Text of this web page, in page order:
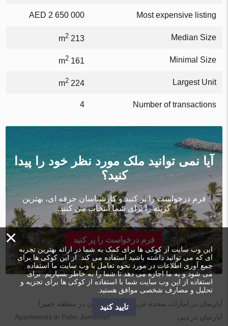
Most expensive listing
2 650 000 AED
Median Size
213 m
2
Minimal Size
161 m
2
Largest Unit
224 m
2
Number of transactions
4
آیا نمی توانید ملک مورد نظر خود را پیدا
کنید؟
فرم درخواست را پر کنید و کارشناسان حرفه ای، بهترین
گزینه را برای شما انتخاب می کنند.
فرم درخواست را پر کنید
آپارتمان در امارات متحده عربی
آپارتمان در دبی
آپارتمان در منطقه جمیرا
Apartments in Palm Jumeirah
×
این وب سایت از کوکی ها برای کمک به شما در ارائه بهترین تجربه
ای که می توانید داشته باشید استفاده می کند. از این کوکی ها برای
جمع آوری اطلاعات در مورد نحوه تعامل با وب سایت ما استفاده
می شود و به ما اجازه می دهد تا شما را به خاطر بسپاریم. برای
استفاده از این وب سایت شما با استفاده از کوکی ها برای تجزیه و
تحلیل و مصارف شخصی موافق هستید.
تایید کنید